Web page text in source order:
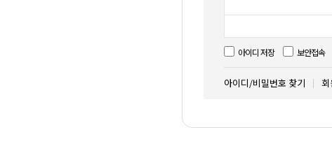
아이디 저장 보안접속
아이디/비밀번호 찾기 회